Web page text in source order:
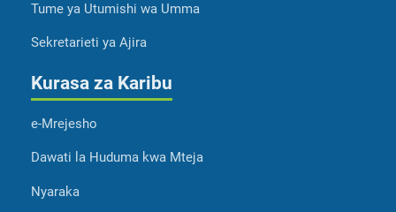
Tume ya Utumishi wa Umma
Sekretarieti ya Ajira
Kurasa za Karibu
e-Mrejesho
Dawati la Huduma kwa Mteja
Nyaraka